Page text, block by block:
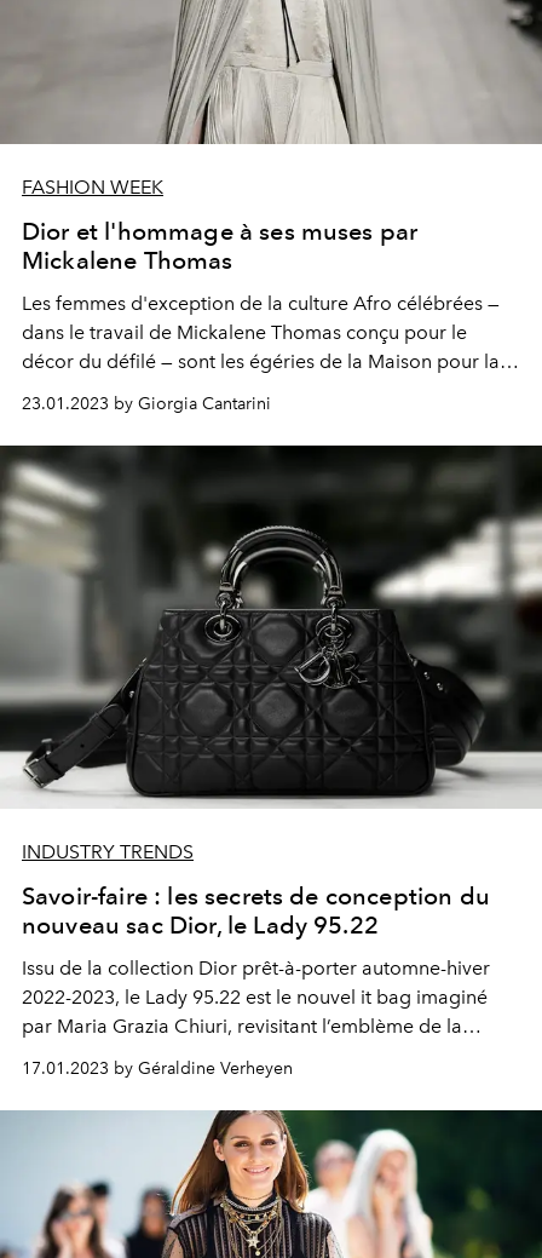
FASHION WEEK
Dior et l'hommage à ses muses par
Mickalene Thomas
Les femmes d'exception de la culture Afro célébrées —
dans le travail de Mickalene Thomas conçu pour le
décor du défilé — sont les égéries de la Maison pour la
vêtements deviennent affirmation de soi. Parmi le
parterre d'invités d'exception : Bianca Jagger, Carla
Bruni, Deva Cassel et les incontournables Catherine
Denevue et Isabelle Adjani.
23.01.2023 by Giorgia Cantarini
INDUSTRY TRENDS
Savoir-faire : les secrets de conception du
nouveau sac Dior, le Lady 95.22
Issu de la collection Dior prêt-à-porter automne-hiver
2022-2023, le Lady 95.22 est le nouvel it bag imaginé
par Maria Grazia Chiuri, revisitant l’emblème de la
17.01.2023 by Géraldine Verheyen